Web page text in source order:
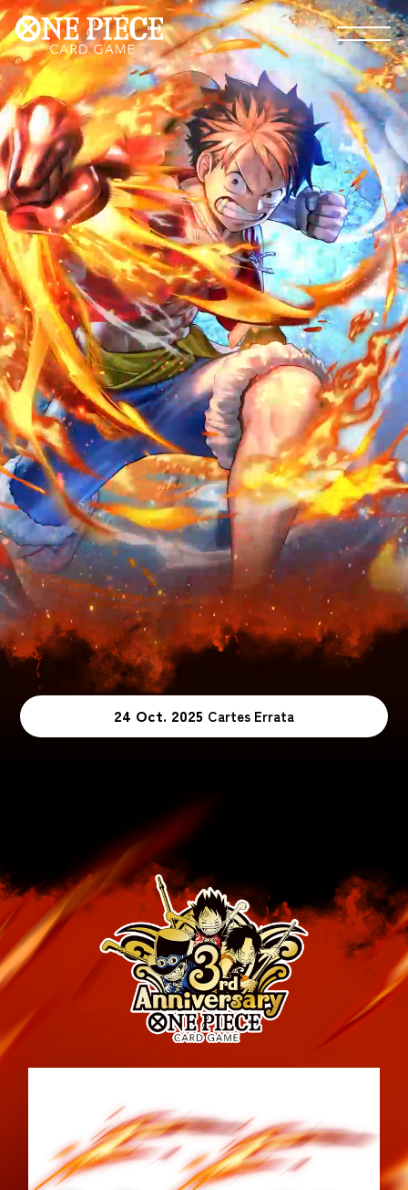
24 Oct. 2025 Cartes Errata